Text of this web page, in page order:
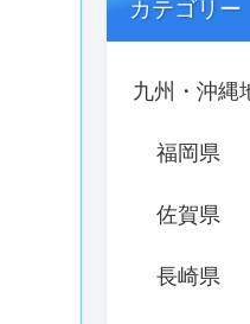
カテゴリー
九州・沖縄
福岡県
佐賀県
長崎県